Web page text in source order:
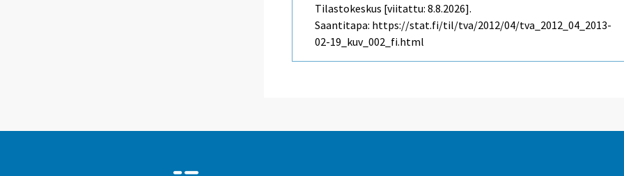
Tilastokeskus [viitattu: 8.8.2026].
Saantitapa: https://stat.fi/til/tva/2012/04/tva_2012_04_2013-
02-19_kuv_002_fi.html